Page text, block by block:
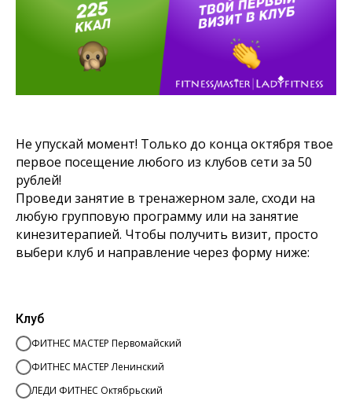
Не упускай момент! Только до конца октября твое
первое посещение любого из клубов сети за 50
рублей!
Проведи занятие в тренажерном зале, сходи на
любую групповую программу или на занятие
кинезитерапией. Чтобы получить визит, просто
выбери клуб и направление через форму ниже:
Клуб
ФИТНЕС МАСТЕР Первомайский
ФИТНЕС МАСТЕР Ленинский
ЛЕДИ ФИТНЕС Октябрьский